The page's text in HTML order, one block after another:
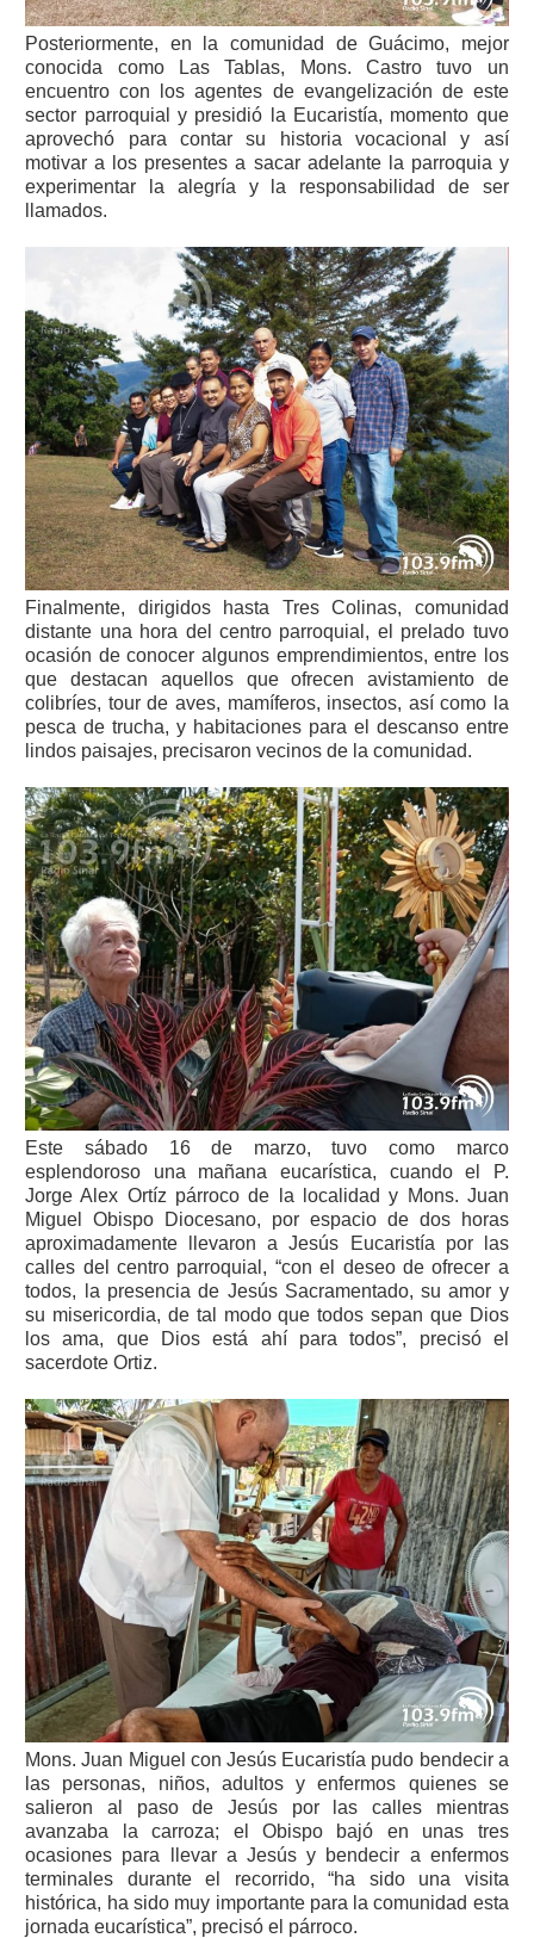
Posteriormente, en la comunidad de Guácimo, mejor
conocida como Las Tablas, Mons. Castro tuvo un
encuentro con los agentes de evangelización de este
sector parroquial y presidió la Eucaristía, momento que
aprovechó para contar su historia vocacional y así
motivar a los presentes a sacar adelante la parroquia y
experimentar la alegría y la responsabilidad de ser
llamados.
Finalmente, dirigidos hasta Tres Colinas, comunidad
distante una hora del centro parroquial, el prelado tuvo
ocasión de conocer algunos emprendimientos, entre los
que destacan aquellos que ofrecen avistamiento de
colibríes, tour de aves, mamíferos, insectos, así como la
pesca de trucha, y habitaciones para el descanso entre
lindos paisajes, precisaron vecinos de la comunidad.
Este sábado 16 de marzo, tuvo como marco
esplendoroso una mañana eucarística, cuando el P.
Jorge Alex Ortíz párroco de la localidad y Mons. Juan
Miguel Obispo Diocesano, por espacio de dos horas
aproximadamente llevaron a Jesús Eucaristía por las
calles del centro parroquial, “con el deseo de ofrecer a
todos, la presencia de Jesús Sacramentado, su amor y
su misericordia, de tal modo que todos sepan que Dios
los ama, que Dios está ahí para todos”, precisó el
sacerdote Ortiz.
Mons. Juan Miguel con Jesús Eucaristía pudo bendecir a
las personas, niños, adultos y enfermos quienes se
salieron al paso de Jesús por las calles mientras
avanzaba la carroza; el Obispo bajó en unas tres
ocasiones para llevar a Jesús y bendecir a enfermos
terminales durante el recorrido, “ha sido una visita
histórica, ha sido muy importante para la comunidad esta
jornada eucarística”, precisó el párroco.